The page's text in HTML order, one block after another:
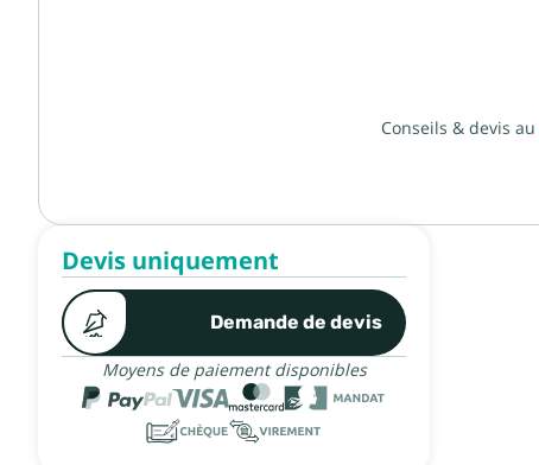
Devis uniquement
Demande de devis
Moyens de paiement disponibles
Conseils & devis au